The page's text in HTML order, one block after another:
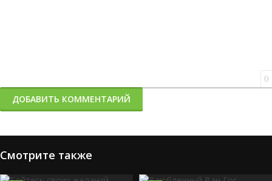
0
ДОБАВИТЬ КОММЕНТАРИЙ
Смотрите также